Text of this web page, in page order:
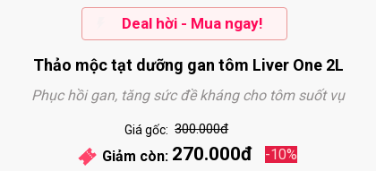
300.000đ
Giá gốc:
Deal hời - Mua ngay!
Thảo mộc tạt dưỡng gan tôm Liver One 2L
Phục hồi gan, tăng sức đề kháng cho tôm suốt vụ
270.000đ
Giảm còn: -10%